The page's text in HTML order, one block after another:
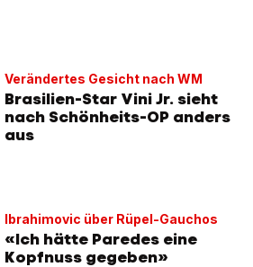
Verändertes Gesicht nach WM
Brasilien-Star Vini Jr. sieht
nach Schönheits-OP anders
aus
Ibrahimovic über Rüpel-Gauchos
«Ich hätte Paredes eine
Kopfnuss gegeben»